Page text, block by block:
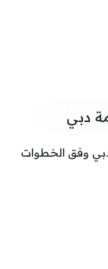
دبي
دبي وفق الخطوات